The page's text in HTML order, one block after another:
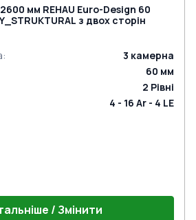
мм REHAU Euro-Design 60
з двох сторін
: 3 камерна
60 мм
2 Рівні
4 - 16 Ar - 4 LE
/ Змінити